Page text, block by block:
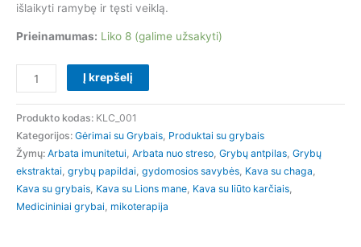
išlaikyti ramybę ir tęsti veiklą.
Prieinamumas: Liko 8 (galime užsakyti)
Į krepšelį
Produkto kodas: KLC_001
Kategorijos: Gėrimai su Grybais, Produktai su grybais
Žymų: Arbata imunitetui, Arbata nuo streso, Grybų antpilas, Grybų
ekstraktai, grybų papildai, gydomosios savybės, Kava su chaga,
Kava su grybais, Kava su Lions mane, Kava su liūto karčiais,
Medicininiai grybai, mikoterapija